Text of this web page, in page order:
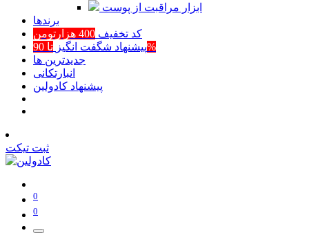
ابزار مراقبت از پوست
برند‌ها
کد تخفیف 400 هزارتومن
پیشنهاد شگفت انگیزتا 90%
جدیدترین ها
انبارتکانی
پیشنهاد کادولین
ثبت تیکت
0
0